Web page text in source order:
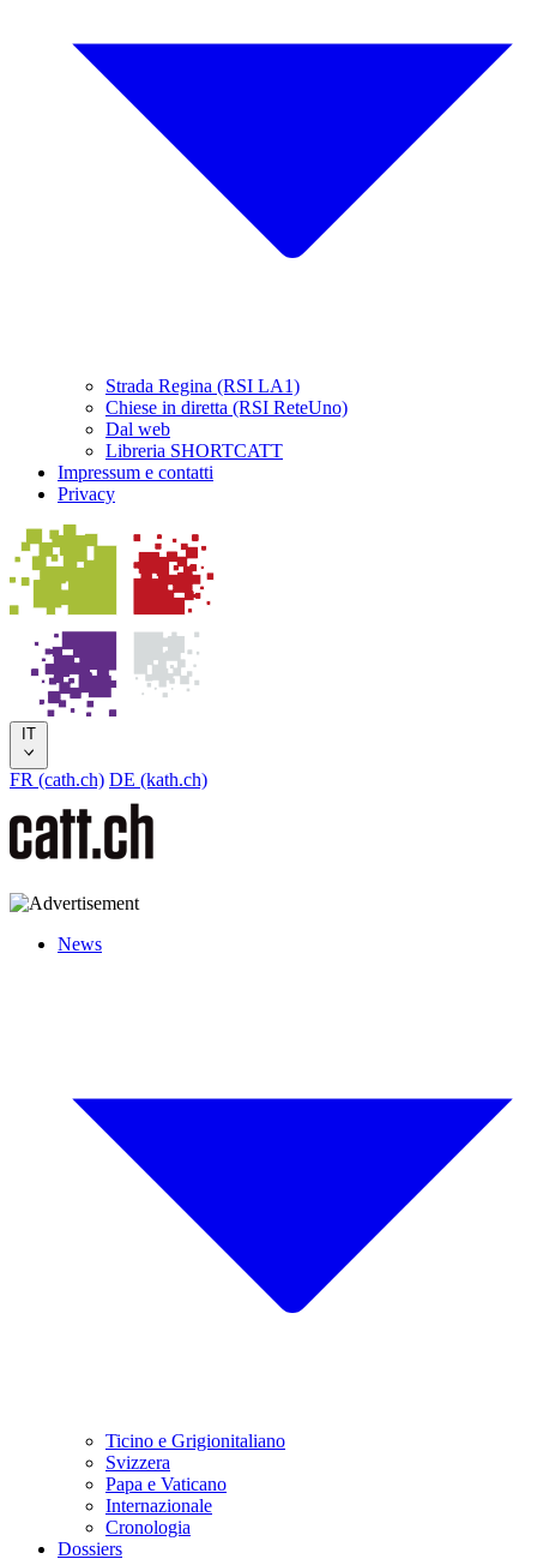
Strada Regina (RSI LA1)
Chiese in diretta (RSI ReteUno)
Dal web
Libreria SHORTCATT
Impressum e contatti
Privacy
IT
FR (cath.ch) DE (kath.ch)
News
Ticino e Grigionitaliano
Svizzera
Papa e Vaticano
Internazionale
Cronologia
Dossiers